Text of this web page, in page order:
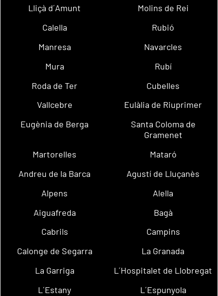
Lliçà d´Amunt
Molins de Rei
Calella
Rubió
Manresa
Navarcles
Mura
Rubí
Roda de Ter
Cubelles
Vallcebre
Eulàlia de Riuprimer
Eugènia de Berga
Santa Coloma de
Gramenet
Martorelles
Mataró
Andreu de la Barca
Agustí de Lluçanès
Alpens
Alella
Aiguafreda
Bagà
Cabrils
Campins
Calonge de Segarra
La Granada
La Garriga
L´Hospitalet de Llobregat
L´Estany
L´Espunyola